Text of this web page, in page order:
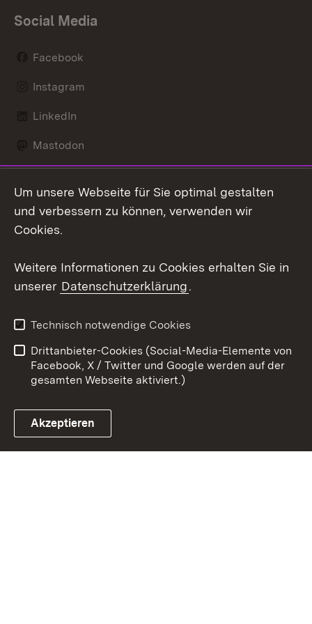
Social Media
Facebook
Instagram
LinkedIn
Mastodon
X / Twitter
Youtube
Link zum Landesportal
Kontakt
Datenschutz
Barrierefreiheit
Impressum Cookies
Um unsere Webseite für Sie optimal gestalten
und verbessern zu können, verwenden wir
Cookies.
Weitere Informationen zu Cookies erhalten Sie in
unserer Datenschutzerklärung.
Technisch notwendige Cookies
Drittanbieter-Cookies (Social-Media-Elemente von
Facebook, X / Twitter und Google werden auf der
gesamten Webseite aktiviert.)
Akzeptieren